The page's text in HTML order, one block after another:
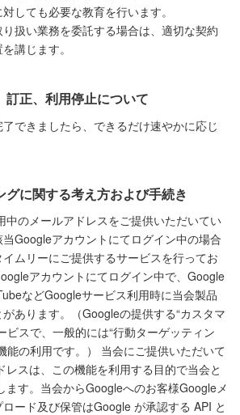
しても必要な教育を行います。
扱い業務を委託する場合は、適切な契約
講じます。
訂正、利用停止について
できましたら、できるだけ速やかに応じ
グに関する考え方および手続き
中のメールアドレスをご提供いただいてい
Googleアカウントにてログイン中の場合
ムリーにご提供するサービスを行ってお
アカウントにてログイン中で、Google
などGoogleサービス利用時に当会製品
あります。（Googleの提供する“カスタマ
ビスで、一般的には“行動ターゲッティン
能の利用です。） 当会にご提供いただいて
レスは、この機能を利用する目的で当会と
ます。当会からGoogleへのお客様Googleメ
ード及び保管はGoogle が承認する API と